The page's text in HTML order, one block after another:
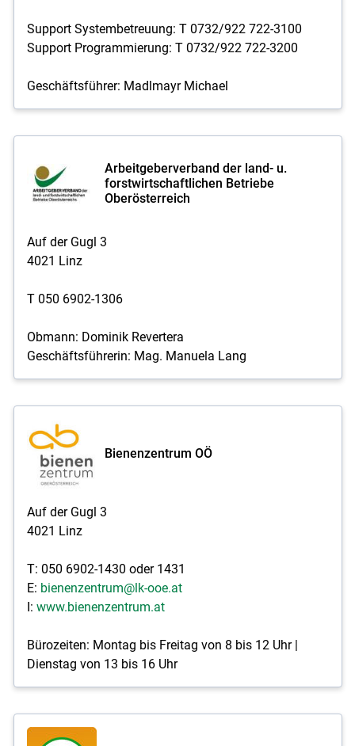
Support Systembetreuung: T 0732/922 722-3100
Support Programmierung: T 0732/922 722-3200
Geschäftsführer: Madlmayr Michael
Arbeitgeberverband der land- u.
forstwirtschaftlichen Betriebe
Oberösterreich
Auf der Gugl 3
4021 Linz
T 050 6902-1306
Obmann: Dominik Revertera
Geschäftsführerin: Mag. Manuela Lang
Bienenzentrum OÖ
Auf der Gugl 3
4021 Linz
T: 050 6902-1430 oder 1431
E: bienenzentrum@lk-ooe.at
I: www.bienenzentrum.at
Bürozeiten: Montag bis Freitag von 8 bis 12 Uhr |
Dienstag von 13 bis 16 Uhr